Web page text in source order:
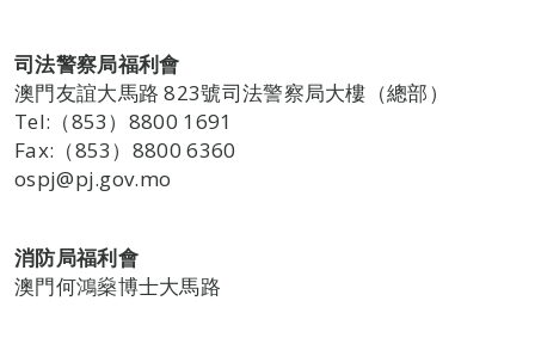
司法警察局福利會
澳門友誼大馬路 823號司法警察局大樓（總部）
Tel:（853）8800 1691
Fax:（853）8800 6360
ospj@pj.gov.mo
消防局福利會
澳門何鴻燊博士大馬路